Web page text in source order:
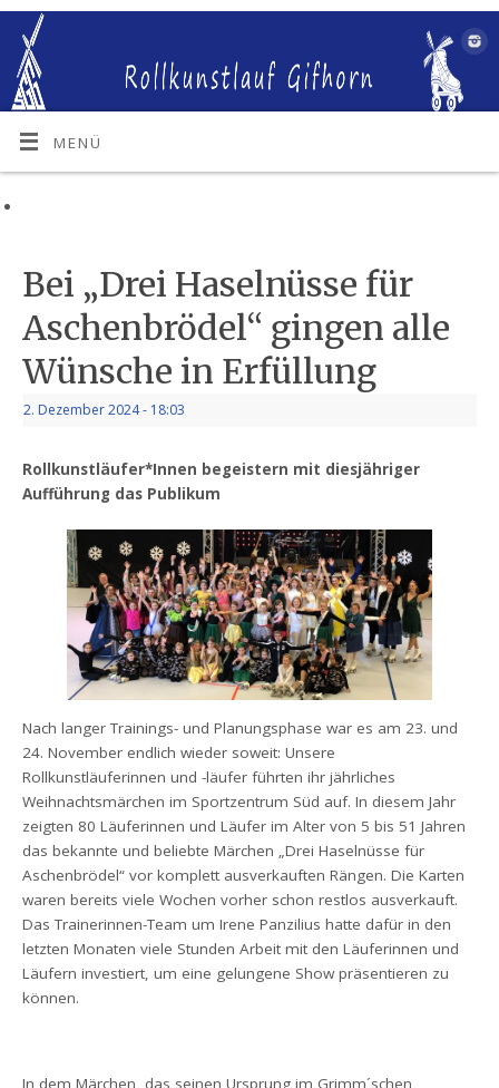
MENÜ
Bei „Drei Haselnüsse für
Aschenbrödel“ gingen alle
Wünsche in Erfüllung
2. Dezember 2024- 18:03
Rollkunstläufer*Innen begeistern mit diesjähriger
Aufführung das Publikum
Nach langer Trainings- und Planungsphase war es am 23. und
24. November endlich wieder soweit: Unsere
Rollkunstläuferinnen und -läufer führten ihr jährliches
Weihnachtsmärchen im Sportzentrum Süd auf. In diesem Jahr
zeigten 80 Läuferinnen und Läufer im Alter von 5 bis 51 Jahren
das bekannte und beliebte Märchen „Drei Haselnüsse für
Aschenbrödel“ vor komplett ausverkauften Rängen. Die Karten
waren bereits viele Wochen vorher schon restlos ausverkauft.
Das Trainerinnen-Team um Irene Panzilius hatte dafür in den
letzten Monaten viele Stunden Arbeit mit den Läuferinnen und
Läufern investiert, um eine gelungene Show präsentieren zu
können.
In dem Märchen, das seinen Ursprung im Grimm´schen